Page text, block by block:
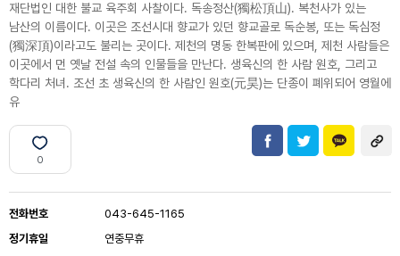
재단법인 대한 불교 육주회 사찰이다. 독송정산(獨松頂山). 복천사가 있는
남산의 이름이다. 이곳은 조선시대 향교가 있던 향교골로 독순봉, 또는 독심정
(獨深頂)이라고도 불리는 곳이다. 제천의 명동 한복판에 있으며, 제천 사람들은
이곳에서 먼 옛날 전설 속의 인물들을 만난다. 생육신의 한 사람 원호, 그리고
학다리 처녀. 조선 초 생육신의 한 사람인 원호(元昊)는 단종이 폐위되어 영월에
유
0
전화번호
043-645-1165
정기휴일
연중무휴